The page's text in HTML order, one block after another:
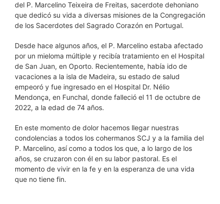
del P. Marcelino Teixeira de Freitas, sacerdote dehoniano
que dedicó su vida a diversas misiones de la Congregación
de los Sacerdotes del Sagrado Corazón en Portugal.
Desde hace algunos años, el P. Marcelino estaba afectado
por un mieloma múltiple y recibía tratamiento en el Hospital
de San Juan, en Oporto. Recientemente, había ido de
vacaciones a la isla de Madeira, su estado de salud
empeoró y fue ingresado en el Hospital Dr. Nélio
Mendonça, en Funchal, donde falleció el 11 de octubre de
2022, a la edad de 74 años.
En este momento de dolor hacemos llegar nuestras
condolencias a todos los cohermanos SCJ y a la familia del
P. Marcelino, así como a todos los que, a lo largo de los
años, se cruzaron con él en su labor pastoral. Es el
momento de vivir en la fe y en la esperanza de una vida
que no tiene fin.